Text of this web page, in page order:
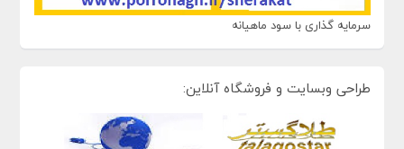
سرمایه گذاری با سود ماهیانه
طراحی وبسایت و فروشگاه آنلاین: